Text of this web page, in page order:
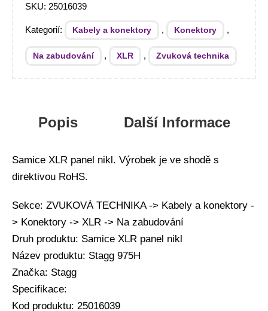
SKU: 25016039
Kategorií: Kabely a konektory , Konektory ,
Na zabudování , XLR , Zvuková technika
Popis Další Informace
Samice XLR panel nikl. Výrobek je ve shodě s
direktivou RoHS.
Sekce: ZVUKOVÁ TECHNIKA -> Kabely a konektory -
> Konektory -> XLR -> Na zabudování
Druh produktu: Samice XLR panel nikl
Název produktu: Stagg 975H
Značka: Stagg
Specifikace:
Kod produktu: 25016039